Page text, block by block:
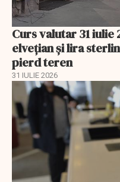
Curs valutar 31
elvețian și lira
pierd teren
31 IULIE 2026